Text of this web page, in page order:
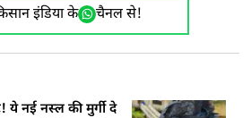
इंडिया के चैनल से!
नई नस्ल की मुर्गी दे